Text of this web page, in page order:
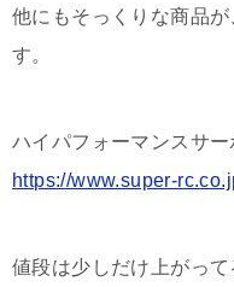
他にもそっくりな商品
す。
ハイパフォーマンスサー
https://www.super-
値段は少しだけ上がっ